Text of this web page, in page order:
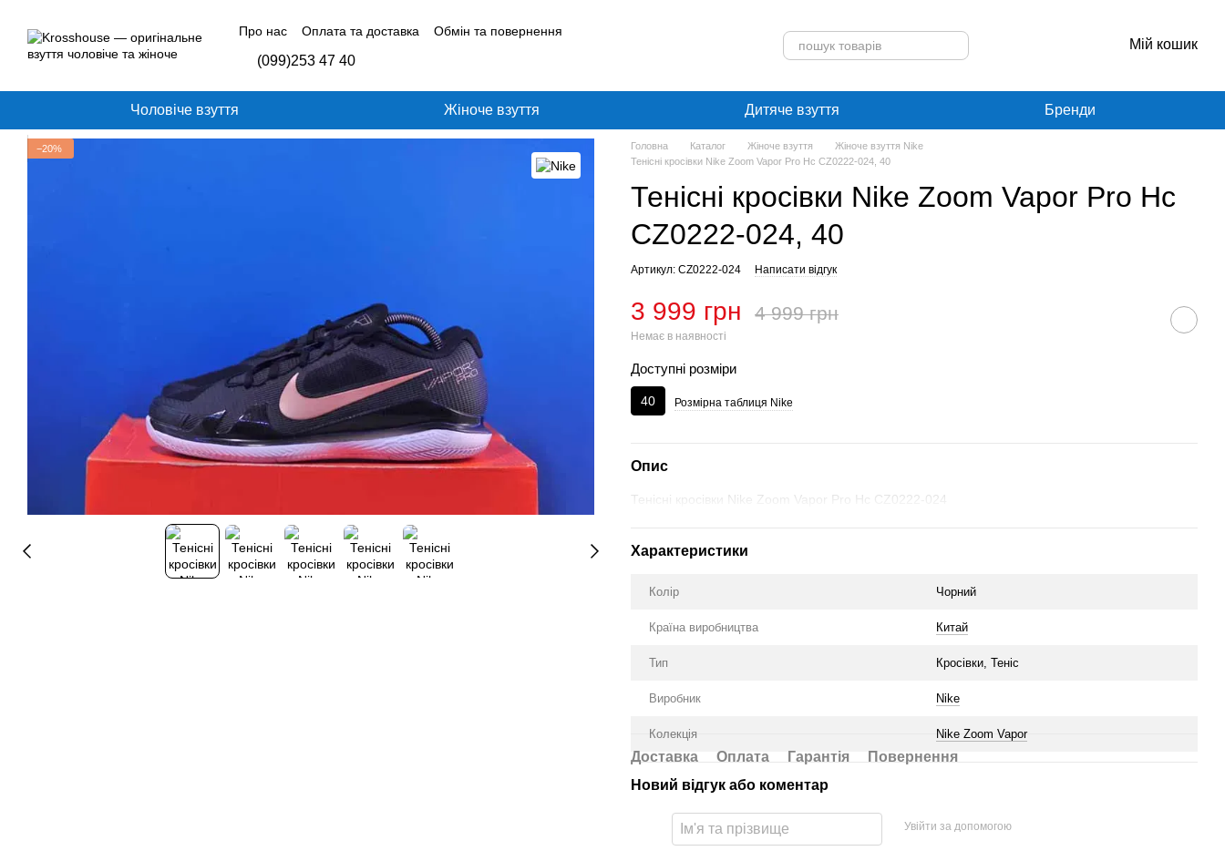
Про нас
Оплата та доставка
Обмін та повернення
Відгуки про магазин
(099)253 47 40
Мій кошик
Чоловіче взуття Жіноче взуття Дитяче взуття Бренди
−20% Головна Каталог Жіноче взуття
Жіноче взуття Nike
Тенісні кросівки Nike Zoom Vapor Pro Hc CZ0222-024, 40
Тенісні кросівки Nike Zoom Vapor Pro Hc
CZ0222-024, 40
Артикул: CZ0222-024 Написати відгук
3 999 грн 4 999 грн
Немає в наявності
Доступні розміри
40 Розмірна таблиця Nike
Опис
Тенісні кросівки Nike Zoom Vapor Pro Hc CZ0222-024
Характеристики
Колір Чорний
Країна виробництва Китай
Тип Кросівки, Теніс
Виробник Nike
Колекція Nike Zoom Vapor
Доставка Оплата Гарантія
Повернення
Новий відгук або коментар
Увійти за допомогою